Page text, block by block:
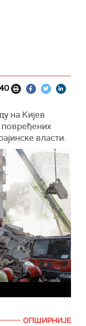
на Кијев
повређених
власти.
навела
зграде у
још једне
повећан
спасавања у
и
ОПШИРНИЈЕ